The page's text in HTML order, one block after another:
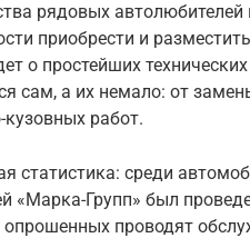
рядовых
приобрести и
о простейших
сам, а их немало: от
кузовных работ.
статистика: среди
«Марка-Групп» был
опрошенных проводят